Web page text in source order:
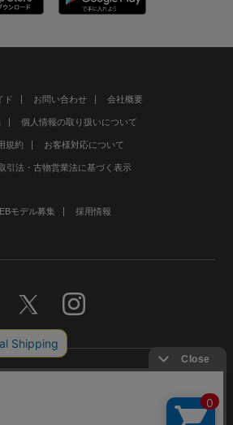
ド お問い合わせ 会社概要
個人情報の取り扱いについて
規約 お客様対応について
引法・古物営業法に基づく表示
モデル募集 採用情報